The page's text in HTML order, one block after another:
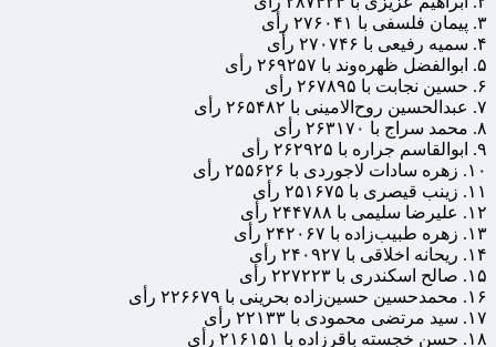
۳. پیمان فلسفی با ۲۷۶۰۴۱ رأی
۴. سمیه رفیعی با ۲۷۰۷۴۶ رأی
۵. ابوالفضل ظهره‌وند با ۲۶۹۲۵۷ رأی
۶. حسین نجابت با ۲۶۷۸۹۵ رأی
۷. عبدالحسین روح‌الامینی با ۲۶۵۴۸۲ رأی
۸. محمد سراج با ۲۶۳۱۷۰ رأی
۹. ابوالقاسم جراره با ۲۶۲۹۲۵ رأی
۱۰. زهره سادات لاجوردی با ۲۵۵۶۲۶ رأی
۱۱. زینب قیصری با ۲۵۱۶۷۵ رأی
۱۲. علیرضا سلیمی با ۲۴۴۷۸۸ رأی
۱۳. زهره طبیب‌زاده با ۲۴۲۰۶۷ رأی
۱۴. ریحانه اخلاقی با ۲۴۰۹۲۷ رأی
۱۵. صالح اسکندری با ۲۲۷۲۲۳ رأی
۱۶. محمدحسین حسین‌زاده بحرینی با ۲۲۶۶۷۹ رأی
۱۷. سید مرتضی محمودی با ۲۲۱۳۳ رأی
۱۸. حسن خجسته باقرزاده با ۲۱۶۱۵۱ رأی